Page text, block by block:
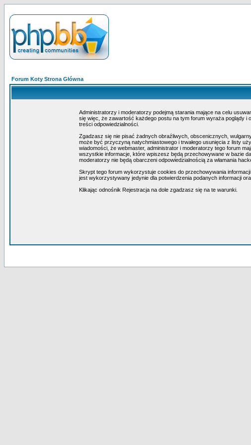
Forum Koty Strona Główna
Administratorzy i moderatorzy podejmą starania mające na celu
się więc, że zawartość każdego postu na tym forum wyraża poglądy i
treści odpowiedzialności.
Zgadzasz się nie pisać żadnych obraźliwych, obscenicznych,
może być przyczyną natychmiastowego i trwałego usunięcia z listy
wiadomości, że webmaster, administrator i moderatorzy tego forum
wszystkie informacje, które wpiszesz będą przechowywane w bazie
moderatorzy nie będą obarczeni odpowiedzialnością za włamania
Skrypt tego forum wykorzystuje cookies do przechowywania
jest wykorzystywany jedynie dla potwierdzenia podanych informacji
Klikając odnośnik Rejestracja na dole zgadzasz się na te warunki.